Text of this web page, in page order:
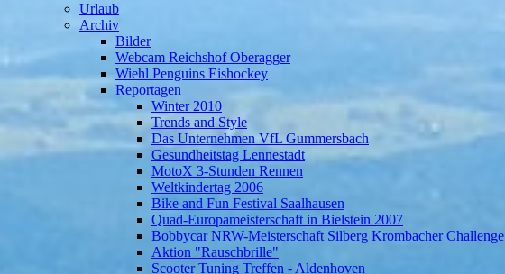
Urlaub
Archiv
Bilder
Webcam Reichshof Oberagger
Wiehl Penguins Eishockey
Reportagen
Winter 2010
Trends and Style
Das Unternehmen VfL Gummersbach
Gesundheitstag Lennestadt
MotoX 3-Stunden Rennen
Weltkindertag 2006
Bike and Fun Festival Saalhausen
Quad-Europameisterschaft in Bielstein 2007
Bobbycar NRW-Meisterschaft Silberg Krombacher Challenge
Aktion "Rauschbrille"
Scooter Tuning Treffen - Aldenhoven